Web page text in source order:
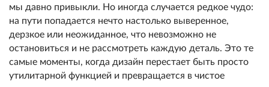
мы давно привыкли. Но иногда случается редкое чудо:
на пути попадается нечто настолько выверенное,
дерзкое или неожиданное, что невозможно не
остановиться и не рассмотреть каждую деталь. Это те
самые моменты, когда дизайн перестает быть просто
утилитарной функцией и превращается в чистое